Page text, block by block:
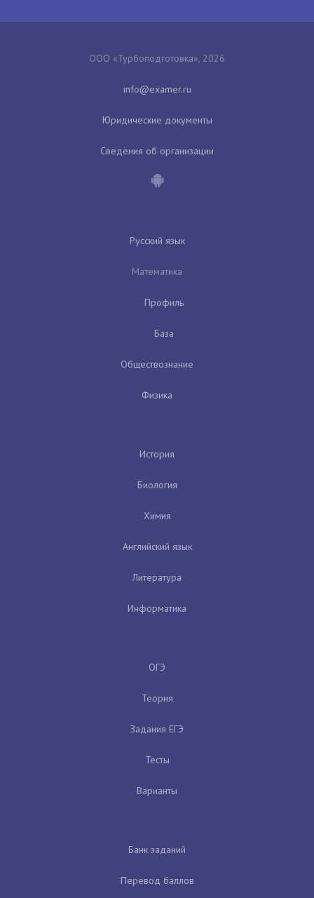
ООО «Турбоподготовка», 2026
Юридические документы
Сведения об организации
Русский язык
Математика
Профиль
База
Обществознание
Физика
История
Биология
Химия
Английский язык
Литература
Информатика
ОГЭ
Теория
Задания ЕГЭ
Тесты
Варианты
Банк заданий
Перевод баллов